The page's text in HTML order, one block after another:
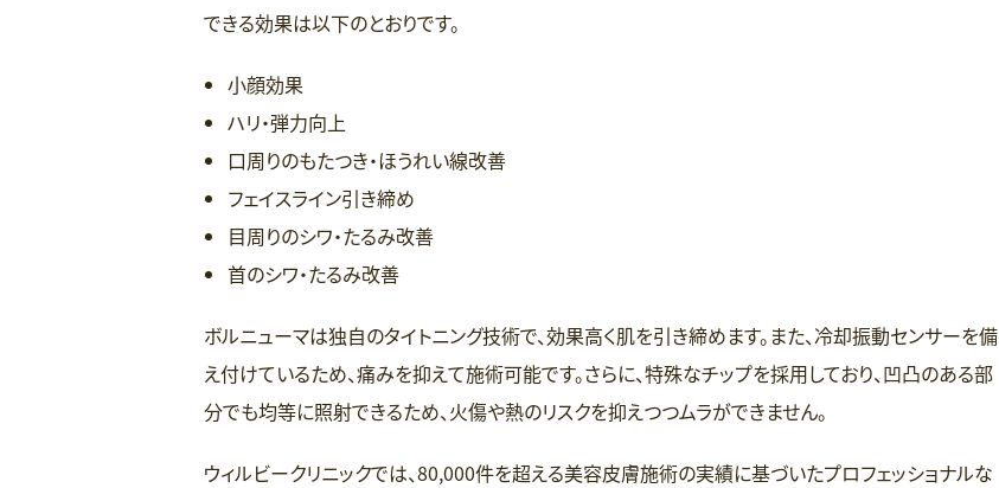
できる効果は以下のとおりです。
小顔効果
ハリ・弾力向上
口周りのもたつき・ほうれい線改善
フェイスライン引き締め
目周りのシワ・たるみ改善
首のシワ・たるみ改善
ボルニューマは独自のタイトニング技術で、効果高く肌を引き締めます。また、冷却振動センサーを備
え付けているため、痛みを抑えて施術可能です。さらに、特殊なチップを採用しており、凹凸のある部
分でも均等に照射できるため、火傷や熱のリスクを抑えつつムラができません。
ウィルビークリニックでは、80,000件を超える美容皮膚施術の実績に基づいたプロフェッショナルな